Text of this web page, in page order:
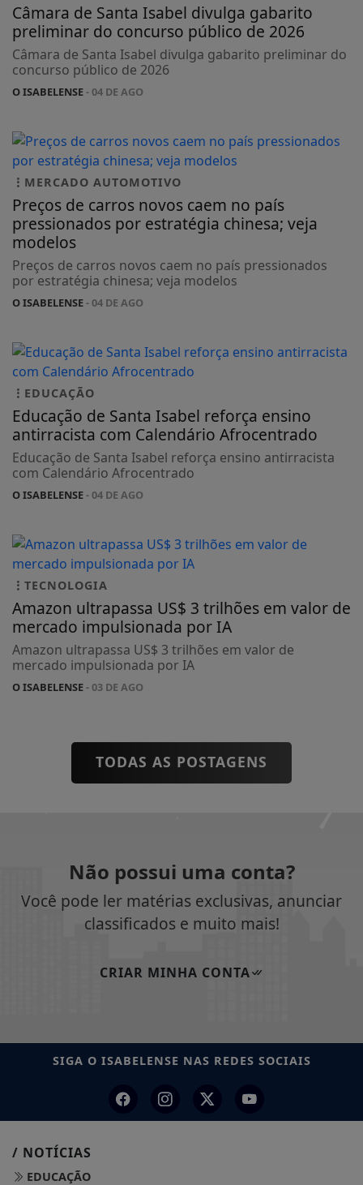
Câmara de Santa Isabel divulga gabarito
preliminar do concurso público de 2026
Câmara de Santa Isabel divulga gabarito preliminar do
concurso público de 2026
O ISABELENSE- 04 DE AGO
MERCADO AUTOMOTIVO
Preços de carros novos caem no país
pressionados por estratégia chinesa; veja
modelos
Preços de carros novos caem no país pressionados
por estratégia chinesa; veja modelos
O ISABELENSE- 04 DE AGO
EDUCAÇÃO
Educação de Santa Isabel reforça ensino
antirracista com Calendário Afrocentrado
Educação de Santa Isabel reforça ensino antirracista
com Calendário Afrocentrado
O ISABELENSE- 04 DE AGO
TECNOLOGIA
Amazon ultrapassa US$ 3 trilhões em valor de
mercado impulsionada por IA
Amazon ultrapassa US$ 3 trilhões em valor de
mercado impulsionada por IA
O ISABELENSE- 03 DE AGO
TODAS AS POSTAGENS
Não possui uma conta?
Você pode ler matérias exclusivas, anunciar
classificados e muito mais!
CRIAR MINHA CONTA
SIGA O ISABELENSE NAS REDES SOCIAIS
/ NOTÍCIAS
EDUCAÇÃO